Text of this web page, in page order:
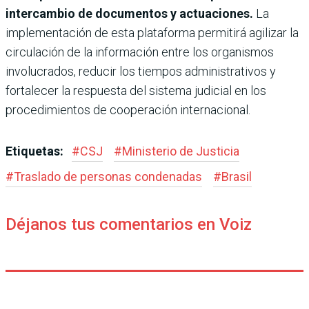
intercambio de documentos y actuaciones. La
implementación de esta plataforma permitirá agilizar la
circulación de la información entre los organismos
involucrados, reducir los tiempos administrativos y
fortalecer la respuesta del sistema judicial en los
procedimientos de cooperación internacional.
Etiquetas: #CSJ #Ministerio de Justicia
#Traslado de personas condenadas #Brasil
Déjanos tus comentarios en Voiz